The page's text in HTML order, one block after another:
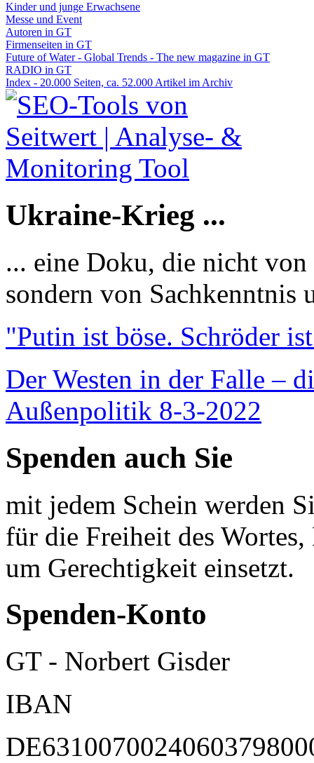
Kinder und junge Erwachsene
Messe und Event
Autoren in GT
Firmenseiten in GT
Future of Water - Global Trends - The new magazine in GT
RADIO in GT
Index - 20.000 Seiten, ca. 52.000 Artikel im Archiv
Ukraine-Krieg ...
... eine Doku, die nicht
sondern von Sachkenntnis
"Putin ist böse. Schröder
Der Westen in der Falle –
Außenpolitik 8-3-2022
Spenden auch Sie
mit jedem Schein werden
für die Freiheit des
um Gerechtigkeit einsetzt.
Spenden-Konto
GT - Norbert Gisder
IBAN